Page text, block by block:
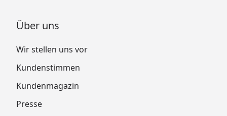
Über uns
Wir stellen uns vor
Kundenstimmen
Kundenmagazin
Presse